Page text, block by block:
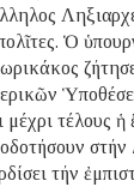
Ὁ
τέλους ἡ
τήν